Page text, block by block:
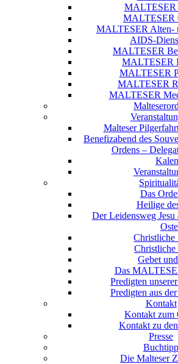
MALTESER
MALTESER
MALTESER Alten-
AIDS-
MALTESER
MALTESER
MALTESER
MALTESER
MALTESER
Malteser
Benefizabend des
Ordens –
Das
Heilige
Der Leidensweg
Christliche
Christliche
Gebet
Das
Predigten
Predigten aus
Kontakt
Kontakt zum
Kontakt zu
Presse
Buchtipp
Die Malteser